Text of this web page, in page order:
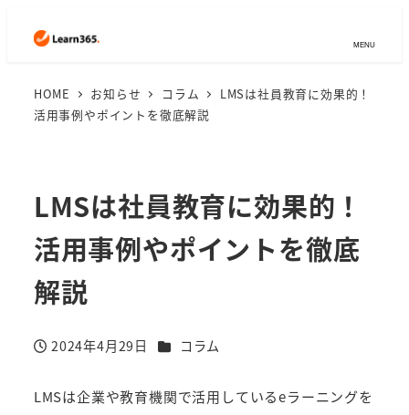
MENU
HOME お知らせ コラム
LMSは社員教育に効果的！
活用事例やポイントを徹底解説
LMSは社員教育に効果的！
活用事例やポイントを徹底
解説
投稿日
2024年4月29日 カテゴリー
コラム
LMSは企業や教育機関で活用しているeラーニングを